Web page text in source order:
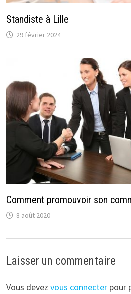
Standiste à Lille
29 février 2024
Comment promouvoir son
8 août 2020
Laisser un commentaire
Vous devez vous connecterpour